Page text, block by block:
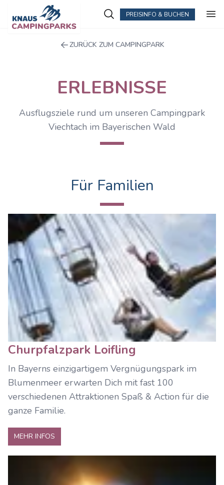
PREISINFO & BUCHEN
ZURÜCK ZUM CAMPINGPARK
ERLEBNISSE
Ausflugsziele rund um unseren Campingpark
Viechtach im Bayerischen Wald
Für Familien
Churpfalzpark Loifling
In Bayerns einzigartigem Vergnügungspark im
Blumenmeer erwarten Dich mit fast 100
verschiedenen Attraktionen Spaß & Action für die
ganze Familie.
MEHR INFOS